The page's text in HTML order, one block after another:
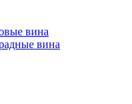
вина
вина